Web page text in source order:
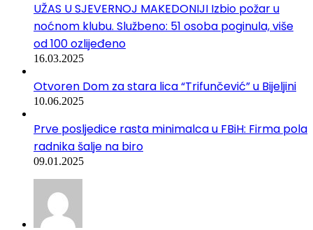
UŽAS U SJEVERNOJ MAKEDONIJI Izbio požar u
noćnom klubu. Službeno: 51 osoba poginula, više
od 100 ozlijeđeno
16.03.2025
Otvoren Dom za stara lica “Trifunčević” u Bijeljini
10.06.2025
Prve posljedice rasta minimalca u FBiH: Firma pola
radnika šalje na biro
09.01.2025